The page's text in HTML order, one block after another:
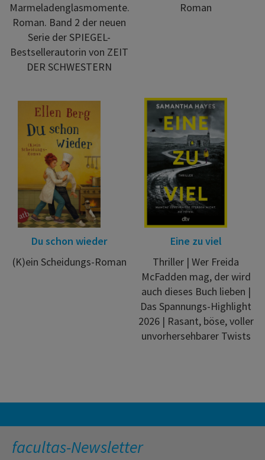
Marmeladenglasmomente.
Roman. Band 2 der neuen
Serie der SPIEGEL-
Bestsellerautorin von ZEIT
DER SCHWESTERN
Roman
Du schon wieder
(K)ein Scheidungs-Roman
Eine zu viel
Thriller | Wer Freida
McFadden mag, der wird
auch dieses Buch lieben |
Das Spannungs-Highlight
2026 | Rasant, böse, voller
unvorhersehbarer Twists
facultas-Newsletter